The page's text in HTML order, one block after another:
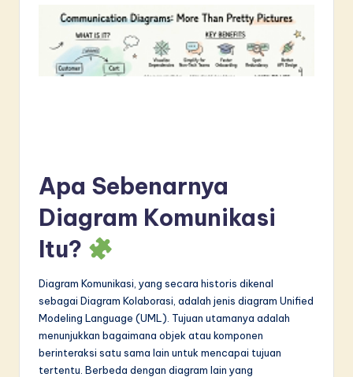
ti
o
Apa Sebenarnya
Diagram Komunikasi
Itu?
Diagram Komunikasi, yang secara historis dikenal
sebagai Diagram Kolaborasi, adalah jenis diagram Unified
Modeling Language (UML). Tujuan utamanya adalah
menunjukkan bagaimana objek atau komponen
berinteraksi satu sama lain untuk mencapai tujuan
tertentu. Berbeda dengan diagram lain yang